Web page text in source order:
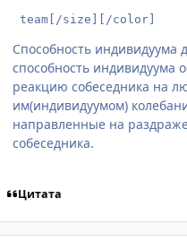
team[/size][/color]
Способность индивидуума
способность индивидуума
реакцию собеседника на
им(индивидуумом)
направленные на
собеседника.
Цитата